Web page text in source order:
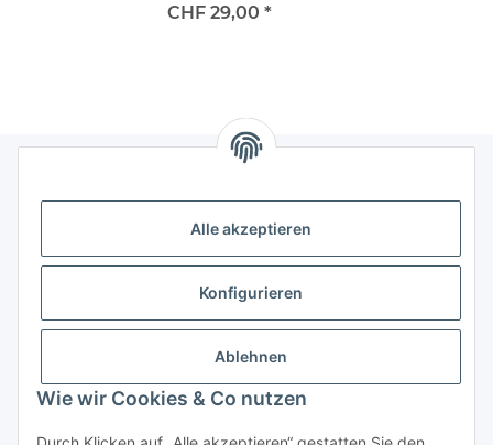
Alle akzeptieren
Konfigurieren
Ablehnen
Wie wir Cookies & Co nutzen
CHF 29,00 *
Kategorien
Das sollten Sie wissen